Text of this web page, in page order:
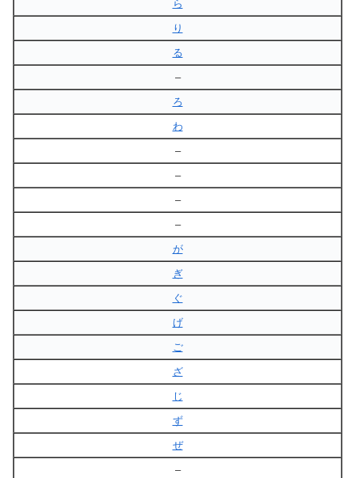
ら
り
る
–
ろ
わ
–
–
–
–
が
ぎ
ぐ
げ
ご
ざ
じ
ず
ぜ
–